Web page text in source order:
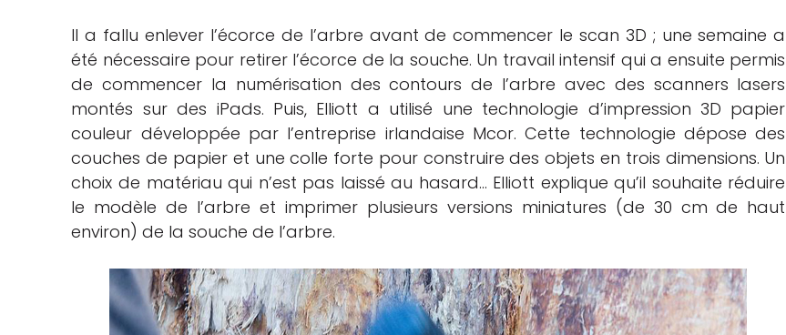
Il a fallu enlever l’écorce de l’arbre avant de commencer le scan 3D ; une semaine a
été nécessaire pour retirer l’écorce de la souche. Un travail intensif qui a ensuite permis
de commencer la numérisation des contours de l’arbre avec des scanners lasers
montés sur des iPads. Puis, Elliott a utilisé une technologie d’impression 3D papier
couleur développée par l’entreprise irlandaise Mcor. Cette technologie dépose des
couches de papier et une colle forte pour construire des objets en trois dimensions. Un
choix de matériau qui n’est pas laissé au hasard… Elliott explique qu’il souhaite réduire
le modèle de l’arbre et imprimer plusieurs versions miniatures (de 30 cm de haut
environ) de la souche de l’arbre.